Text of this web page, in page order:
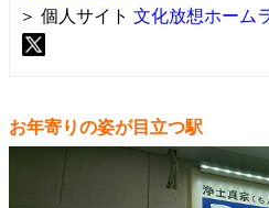
＞ 個人サイト 文化放想ホーム
お年寄りの姿が目立つ駅